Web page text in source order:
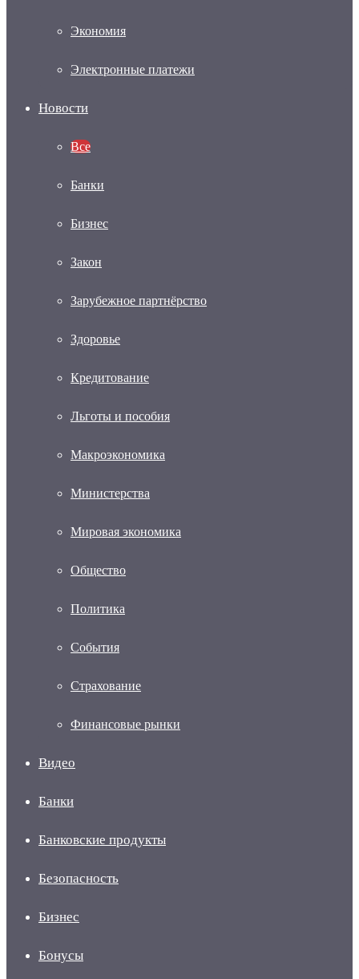
Экономия
Электронные платежи
Новости
Все
Банки
Бизнес
Закон
Зарубежное партнёрство
Здоровье
Кредитование
Льготы и пособия
Макроэкономика
Министерства
Мировая экономика
Общество
Политика
События
Страхование
Финансовые рынки
Видео
Банки
Банковские продукты
Безопасность
Бизнес
Бонусы